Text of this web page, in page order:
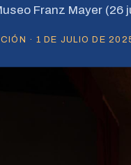
Franz Mayer (26
· 1 DE JULIO DE